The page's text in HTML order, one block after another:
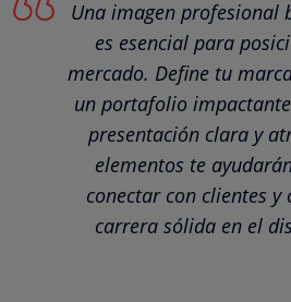
Una imagen profesional
es esencial para
mercado. Define tu
un portafolio
presentación clara y
elementos te
conectar con clientes
carrera sólida en el